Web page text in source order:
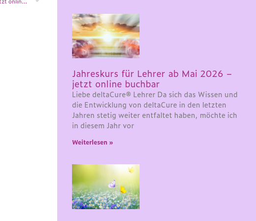
Jahreskurs für Lehrer ab Mai 2026 –
jetzt online buchbar
Liebe deltaCure® Lehrer Da sich das Wissen und
die Entwicklung von deltaCure in den letzten
Jahren stetig weiter entfaltet haben, möchte ich
in diesem Jahr vor
Weiterlesen »